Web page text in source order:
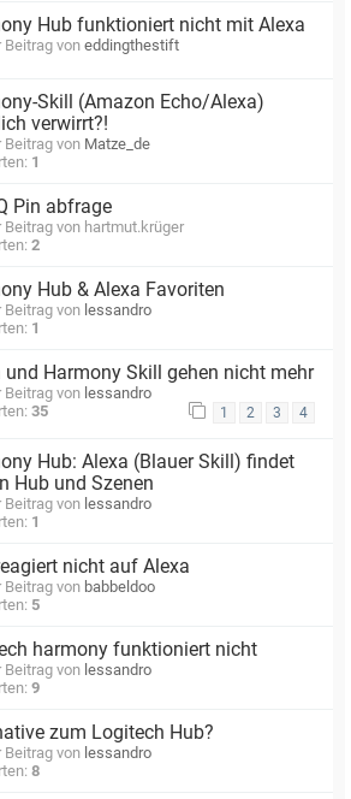
Hub funktioniert nicht mit Alexa
Beitrag von eddingthestift
Skill (Amazon Echo/Alexa)
verwirrt?!
Beitrag von Matze_de
1
Pin abfrage
Beitrag von hartmut.krüger
2
Hub & Alexa Favoriten
Beitrag von lessandro
1
und Harmony Skill gehen nicht mehr
Beitrag von lessandro
35 1 2 3 4
Hub: Alexa (Blauer Skill) findet
Hub und Szenen
Beitrag von lessandro
1
nicht auf Alexa
Beitrag von babbeldoo
5
harmony funktioniert nicht
Beitrag von lessandro
9
zum Logitech Hub?
Beitrag von lessandro
8